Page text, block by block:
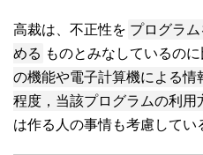
高裁は、不正性を プログラ
める ものとみなしているの
の機能や電子計算機による情
程度，当該プログラムの利用
は作る人の事情も考慮してい